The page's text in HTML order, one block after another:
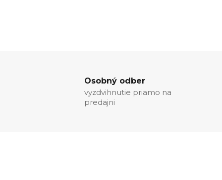
Osobný odber
vyzdvihnutie priamo na
predajni